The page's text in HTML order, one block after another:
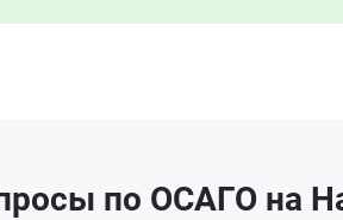
по ОСАГО на